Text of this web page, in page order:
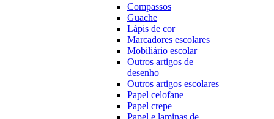
Compassos
Guache
Lápis de cor
Marcadores escolares
Mobiliário escolar
Outros artigos de
desenho
Outros artigos escolares
Papel celofane
Papel crepe
Papel e laminas de